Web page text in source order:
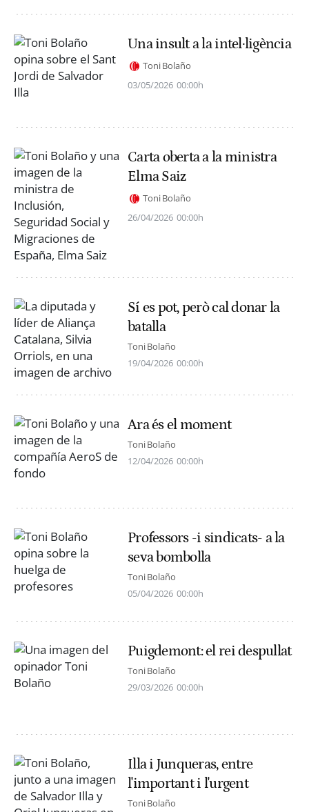
Una insult a la intel·ligència
Toni Bolaño
03/05/2026 00:00h
Carta oberta a la ministra
Elma Saiz
Toni Bolaño
26/04/2026 00:00h
Sí es pot, però cal donar la
batalla
Toni Bolaño
19/04/2026 00:00h
Ara és el moment
Toni Bolaño
12/04/2026 00:00h
Professors -i sindicats- a la
seva bombolla
Toni Bolaño
05/04/2026 00:00h
Puigdemont: el rei despullat
Toni Bolaño
29/03/2026 00:00h
Illa i Junqueras, entre
l'important i l'urgent
Toni Bolaño